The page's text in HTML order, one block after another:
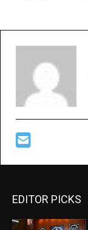
EDITOR PICKS